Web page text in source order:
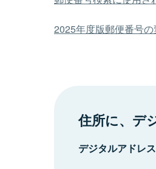
2025年度版郵便番号
住所に、デ
デジタルアドレ